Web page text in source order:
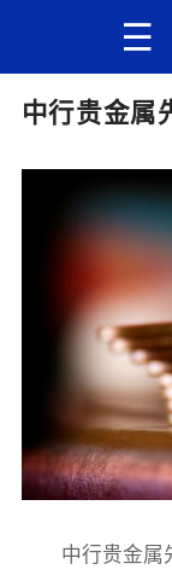
中行贵金属
中行贵金属